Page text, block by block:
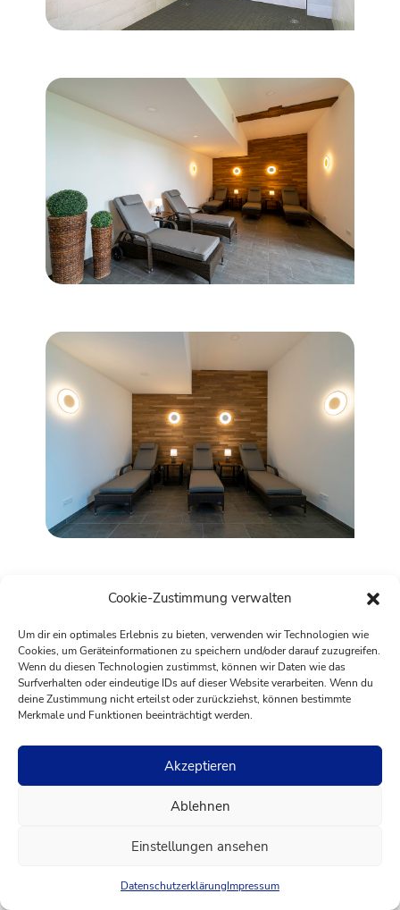
Cookie-Zustimmung verwalten
Um dir ein optimales Erlebnis zu bieten, verwenden wir Technologien wie
Cookies, um Geräteinformationen zu speichern und/oder darauf zuzugreifen.
Wenn du diesen Technologien zustimmst, können wir Daten wie das
Surfverhalten oder eindeutige IDs auf dieser Website verarbeiten. Wenn du
deine Zustimmung nicht erteilst oder zurückziehst, können bestimmte
Merkmale und Funktionen beeinträchtigt werden.
Akzeptieren
Ablehnen
Einstellungen ansehen
DatenschutzerklärungImpressum